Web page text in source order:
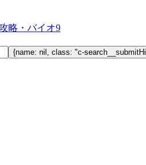
略・バイオ9
{name: nil, class: "c-